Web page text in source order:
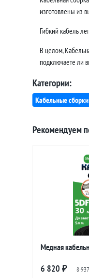
изготовлены из
Гибкий кабель
В целом,
подключаете ли
Категории:
Кабельные сборки
Рекомендуем
Медная
метров
6 820 ₽ 8